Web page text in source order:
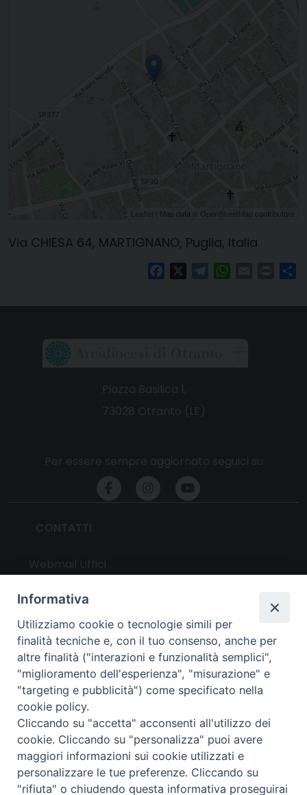
Leaflet | Map data © OpenStreetMap contributors
Via CHIESA 64, MARTIGNANO, Puglia, Italia
FacebookTelegramWhatsAppPrint
UTILITY
News
Altri articoli
Notizie nazionali
Download
Amministrazione Trasparente
Informativa
Utilizziamo cookie o tecnologie simili per
finalità tecniche e, con il tuo consenso, anche per
altre finalità ("interazioni e funzionalità semplici",
"miglioramento dell'esperienza", "misurazione" e
"targeting e pubblicità") come specificato nella
cookie policy.
Cliccando su "accetta" acconsenti all'utilizzo dei
cookie. Cliccando su "personalizza" puoi avere
maggiori informazioni sui cookie utilizzati e
personalizzare le tue preferenze. Cliccando su
"rifiuta" o chiudendo questa informativa proseguirai